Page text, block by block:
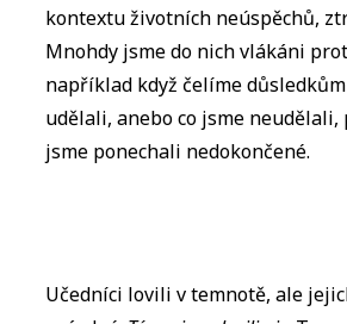
kontextu životních neúspěchů,
Mnohdy jsme do nich vlákáni
například když čelíme
udělali, anebo co jsme neudělali,
jsme ponechali nedokončené.
Učedníci lovili v temnotě, ale